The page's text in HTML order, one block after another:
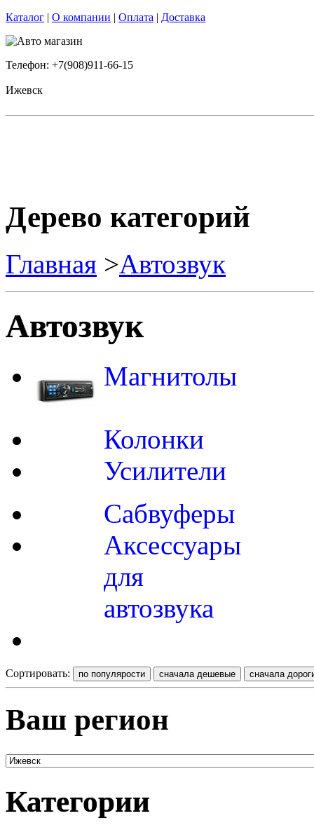
Каталог | О компании | Оплата | Доставка
Телефон: +7(908)911-66-15
Ижевск
Дерево категорий
Главная >Автозвук
Автозвук
Магнитолы
Колонки
Усилители
Сабвуферы
Аксессуары
для
автозвука
Сортировать:
Ваш регион
Категории